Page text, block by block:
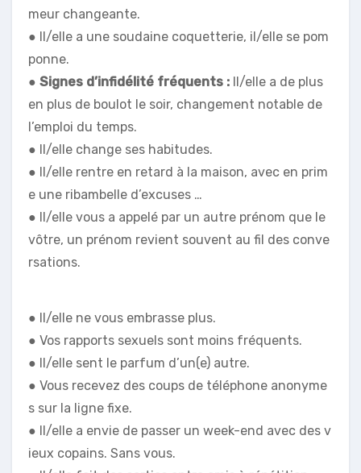
meur changeante.
● Il/elle a une soudaine coquetterie, il/elle se pom
ponne.
● Signes d’infidélité fréquents : Il/elle a de plus
en plus de boulot le soir, changement notable de
l’emploi du temps.
● Il/elle change ses habitudes.
● Il/elle rentre en retard à la maison, avec en prim
e une ribambelle d’excuses …
● Il/elle vous a appelé par un autre prénom que le
vôtre, un prénom revient souvent au fil des conve
rsations.
● Il/elle ne vous embrasse plus.
● Vos rapports sexuels sont moins fréquents.
● Il/elle sent le parfum d’un(e) autre.
● Vous recevez des coups de téléphone anonyme
s sur la ligne fixe.
● Il/elle a envie de passer un week-end avec des v
ieux copains. Sans vous.